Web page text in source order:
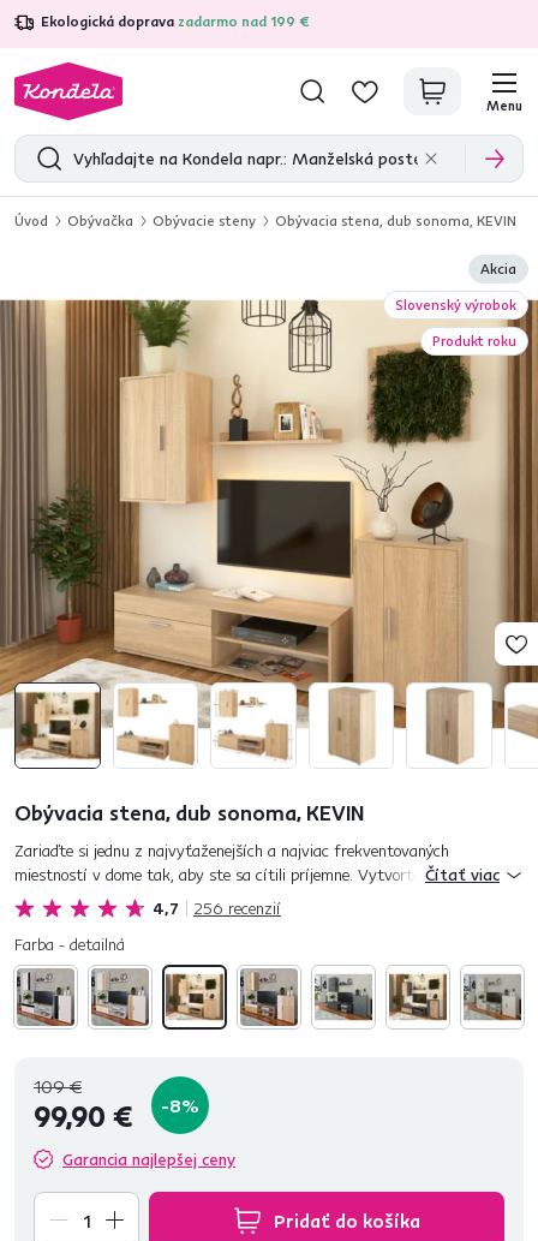
Ekologická doprava zadarmo nad 199 €
4,7 31 157overených produktových recenzií
Menu
Úvod Obývačka Obývacie steny Obývacia stena, dub sonoma, KEVIN
Akcia
Slovenský výrobok
Produkt roku
Obývacia stena, dub sonoma, KEVIN
4,7 256 recenzií
Zariaďte si jednu z najvyťaženejších a najviac frekventovaných
miestností v dome tak, aby ste sa cítili príjemne. Vytvorte si z obývačky
relaxačnú zónu, miesto, ktoré bude dýchať pokojom a reprez...
Čítať viac
Farba - detailná
109 €
99,90 € -8%
Garancia najlepšej ceny
Pridať do košíka